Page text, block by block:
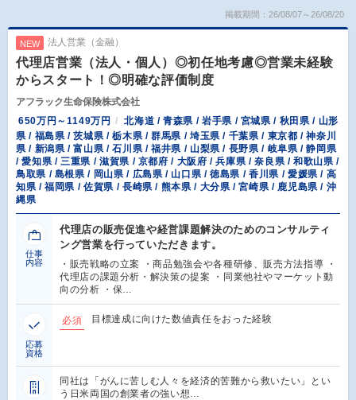
掲載期間：26/08/07～26/08/20
NEW 法人営業（金融）
代理店営業（法人・個人）◎初任地考慮◎営業未経験
からスタート！◎明確な評価制度
アフラック生命保険株式会社
650万円～1149万円
北海道 / 青森県 / 岩手県 / 宮城県 / 秋田県 / 山形
県 / 福島県 / 茨城県 / 栃木県 / 群馬県 / 埼玉県 / 千葉県 / 東京都 / 神奈川
県 / 新潟県 / 富山県 / 石川県 / 福井県 / 山梨県 / 長野県 / 岐阜県 / 静岡県
/ 愛知県 / 三重県 / 滋賀県 / 京都府 / 大阪府 / 兵庫県 / 奈良県 / 和歌山県 /
鳥取県 / 島根県 / 岡山県 / 広島県 / 山口県 / 徳島県 / 香川県 / 愛媛県 / 高
知県 / 福岡県 / 佐賀県 / 長崎県 / 熊本県 / 大分県 / 宮崎県 / 鹿児島県 / 沖
縄県
仕事
内容
代理店の販売促進や経営課題解決のためのコンサルティ
ング営業を行っていただきます。
・販売戦略の立案 ・商品勉強会や各種研修、販売方法指導 ・
代理店の課題分析・解決策の提案 ・同業他社やマーケット動
向の分析 ・保…
応募
資格
必須 目標達成に向けた数値責任をおった経験
同社は「がんに苦しむ人々を経済的苦難から救いたい」とい
う日米両国の創業者の強い想…